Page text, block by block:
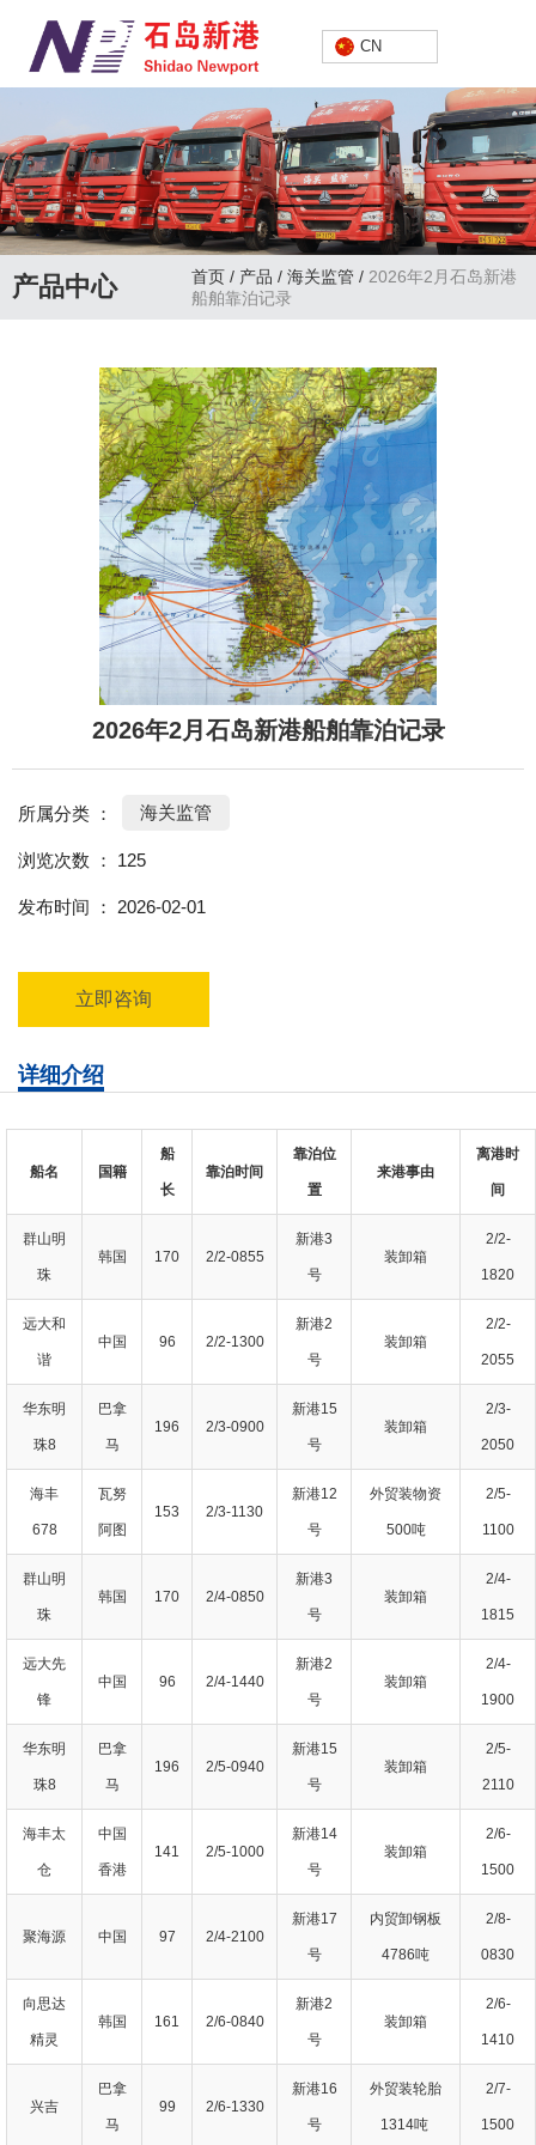
中文
CN
产品中心 首页 / 产品 / 海关监管 / 2026年2月石岛新港
船舶靠泊记录
2026年2月石岛新港船舶靠泊记录
所属分类 ： 海关监管
浏览次数 ： 125
发布时间 ： 2026-02-01
立即咨询
详细介绍
船名 国籍
船
长
靠泊时间
靠泊位
置
来港事由
离港时
间
群山明
珠
韩国 170 2/2-0855
新港3
号
装卸箱
2/2-
1820
远大和
谐
中国 96 2/2-1300
新港2
号
装卸箱
2/2-
2055
华东明
珠8
巴拿
马
196 2/3-0900
新港15
号
装卸箱
2/3-
2050
海丰
678
瓦努
阿图
153 2/3-1130
新港12
号
外贸装物资
500吨
2/5-
1100
群山明
珠
韩国 170 2/4-0850
新港3
号
装卸箱
2/4-
1815
远大先
锋
中国 96 2/4-1440
新港2
号
装卸箱
2/4-
1900
华东明
珠8
巴拿
马
196 2/5-0940
新港15
号
装卸箱
2/5-
2110
海丰太
仓
中国
香港
141 2/5-1000
新港14
号
装卸箱
2/6-
1500
聚海源 中国 97 2/4-2100
新港17
号
内贸卸钢板
4786吨
2/8-
0830
向思达
精灵
韩国 161 2/6-0840
新港2
号
装卸箱
2/6-
1410
兴吉
巴拿
马
99 2/6-1330
新港16
号
外贸装轮胎
1314吨
2/7-
1500